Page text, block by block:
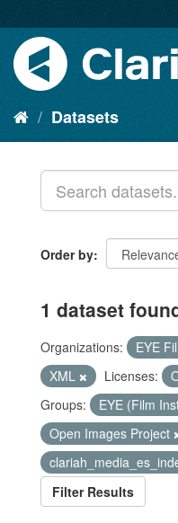
Datasets
Order by
1 dataset
Organizations: EYE
XML
Licenses:
Groups:
EYE (Film
Open Images Project
Filter Results